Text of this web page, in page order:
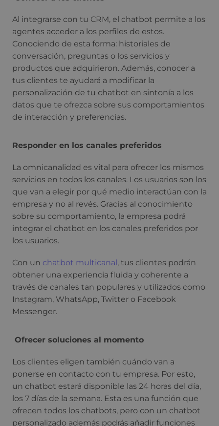
Al integrarse con tu CRM, el chatbot permite a los
agentes acceder a los perfiles de estos.
Conociendo de esta forma: historiales de
conversación, preguntas o los servicios y
productos que adquirieron. Además, conocer a
tus clientes te ayudará a modificar la
personalización de tu chatbot en sintonía a los
datos que te ofrezca sobre sus comportamientos
de interacción y preferencias.
Responder en los canales preferidos
La omnicanalidad es vital para ofrecer los mismos
servicios en todos los canales. Los usuarios son los
que van a elegir por qué medio interactúan con la
empresa y no al revés. Gracias al conocimiento
sobre su comportamiento, la empresa podrá
integrar el chatbot en los canales preferidos por
los usuarios.
Con un chatbot multicanal, tus clientes podrán
obtener una experiencia fluida y coherente a
través de canales tan populares y utilizados como
Instagram, WhatsApp, Twitter o Facebook
Messenger.
Ofrecer soluciones al momento
Los clientes eligen también cuándo van a
ponerse en contacto con tu empresa. Por esto,
un chatbot estará disponible las 24 horas del día,
los 7 días de la semana. Esta es una función que
ofrecen todos los chatbots, pero con un chatbot
personalizado además podrás añadir funciones